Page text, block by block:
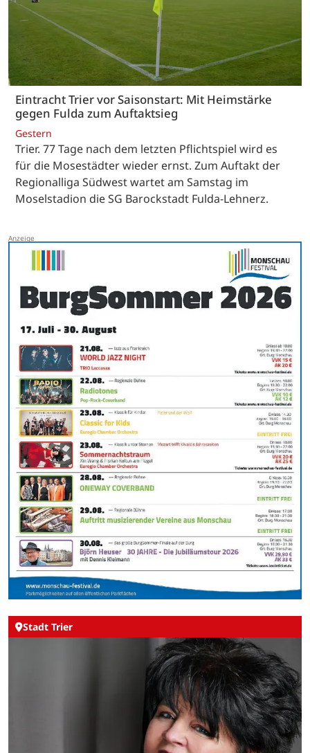
Eintracht Trier vor Saisonstart: Mit Heimstärke
gegen Fulda zum Auftaktsieg
Gestern
Trier. 77 Tage nach dem letzten Pflichtspiel wird es
für die Mosestädter wieder ernst. Zum Auftakt der
Regionalliga Südwest wartet am Samstag im
Moselstadion die SG Barockstadt Fulda-Lehnerz.
Stadt Trier